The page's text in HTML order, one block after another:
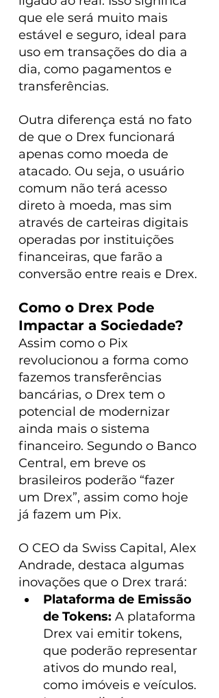
que ele será muito mais
estável e seguro, ideal para
uso em transações do dia a
dia, como pagamentos e
transferências.
Outra diferença está no fato
de que o Drex funcionará
apenas como moeda de
atacado. Ou seja, o usuário
comum não terá acesso
direto à moeda, mas sim
através de carteiras digitais
operadas por instituições
financeiras, que farão a
conversão entre reais e Drex.
Como o Drex Pode
Impactar a Sociedade?
Assim como o Pix
revolucionou a forma como
fazemos transferências
bancárias, o Drex tem o
potencial de modernizar
ainda mais o sistema
financeiro. Segundo o Banco
Central, em breve os
brasileiros poderão “fazer
um Drex”, assim como hoje
já fazem um Pix.
O CEO da Swiss Capital, Alex
Andrade, destaca algumas
inovações que o Drex trará:
Plataforma de Emissão
de Tokens: A plataforma
Drex vai emitir tokens,
que poderão representar
ativos do mundo real,
como imóveis e veículos.